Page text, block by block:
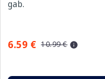
gab.
6.59 € 10.99 €